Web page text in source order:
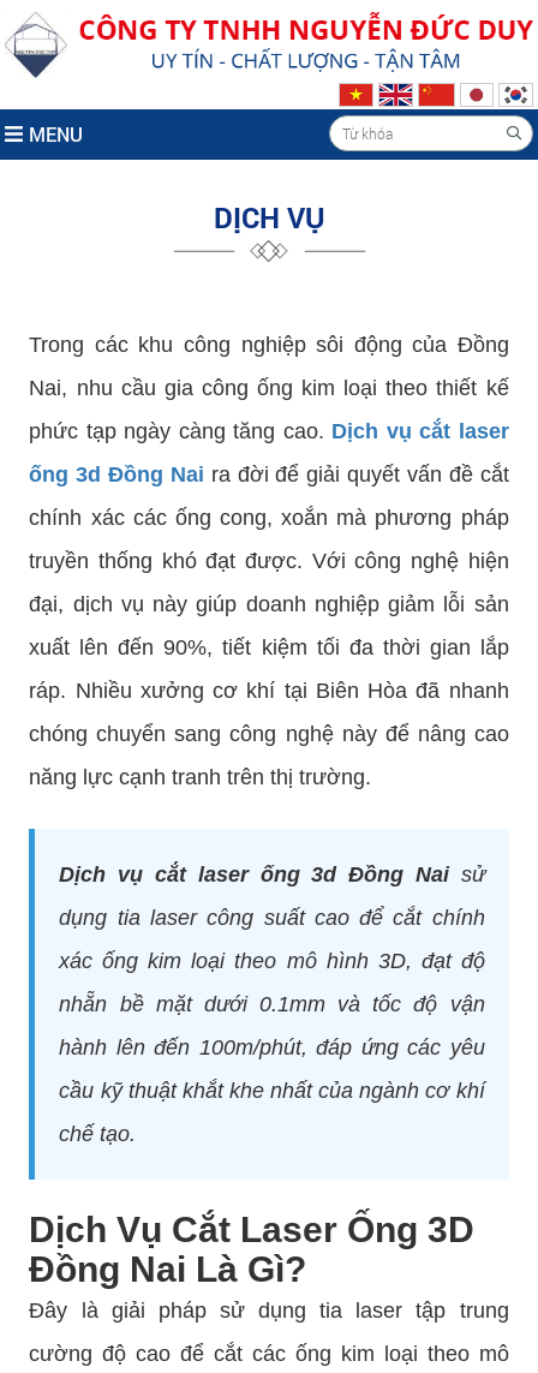
MENU
DỊCH VỤ
Trong các khu công nghiệp sôi động của Đồng
Nai, nhu cầu gia công ống kim loại theo thiết kế
phức tạp ngày càng tăng cao. Dịch vụ cắt laser
ống 3d Đồng Nai ra đời để giải quyết vấn đề cắt
chính xác các ống cong, xoắn mà phương pháp
truyền thống khó đạt được. Với công nghệ hiện
đại, dịch vụ này giúp doanh nghiệp giảm lỗi sản
xuất lên đến 90%, tiết kiệm tối đa thời gian lắp
ráp. Nhiều xưởng cơ khí tại Biên Hòa đã nhanh
chóng chuyển sang công nghệ này để nâng cao
năng lực cạnh tranh trên thị trường.
Dịch vụ cắt laser ống 3d Đồng Naisử
dụng tia laser công suất cao để cắt chính
xác ống kim loại theo mô hình 3D, đạt độ
nhẵn bề mặt dưới 0.1mm và tốc độ vận
hành lên đến 100m/phút, đáp ứng các yêu
cầu kỹ thuật khắt khe nhất của ngành cơ khí
chế tạo.
Dịch Vụ Cắt Laser Ống 3D
Đồng Nai Là Gì?
Đây là giải pháp sử dụng tia laser tập trung
cường độ cao để cắt các ống kim loại theo mô